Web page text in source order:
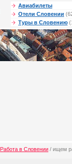
Авиабилеты
Отели Словении
Туры в Словению
Работа в Словении / ищем